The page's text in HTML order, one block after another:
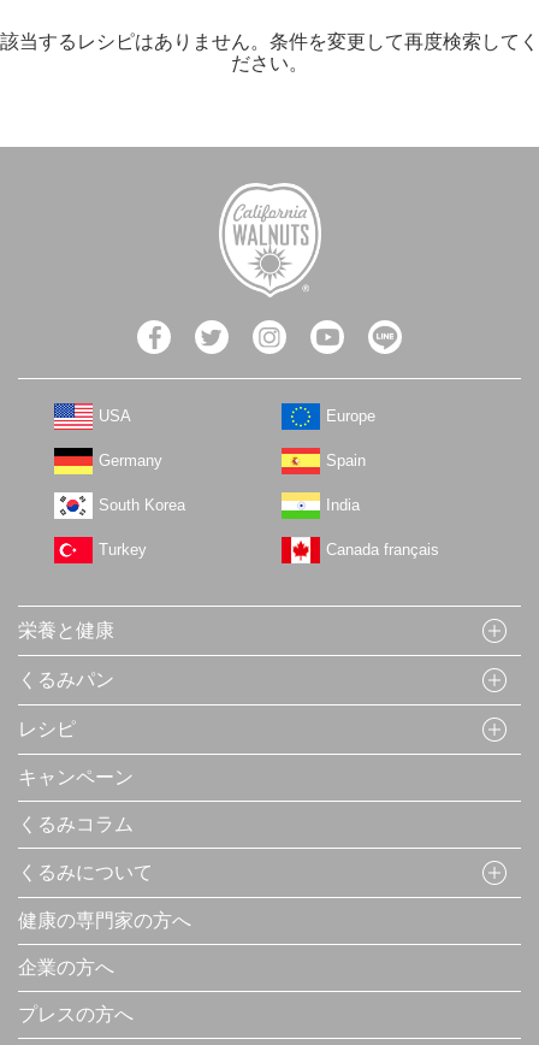
該当するレシピはありません。条件を変更して再度検索してく
ださい。
USA Europe
Germany Spain
South Korea India
Turkey Canada français
栄養と健康
くるみパン
レシピ
キャンペーン
くるみコラム
くるみについて
健康の専門家の方へ
企業の方へ
プレスの方へ